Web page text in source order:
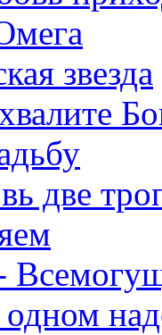
звезда
две